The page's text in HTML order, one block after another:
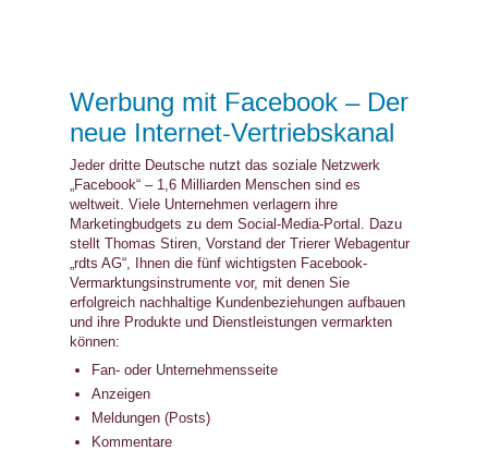
Werbung mit Facebook – Der
neue Internet-Vertriebskanal
Jeder dritte Deutsche nutzt das soziale Netzwerk
„Facebook“ – 1,6 Milliarden Menschen sind es
weltweit. Viele Unternehmen verlagern ihre
Marketingbudgets zu dem Social-Media-Portal. Dazu
stellt Thomas Stiren, Vorstand der Trierer Webagentur
„rdts AG“, Ihnen die fünf wichtigsten Facebook-
Vermarktungsinstrumente vor, mit denen Sie
erfolgreich nachhaltige Kundenbeziehungen aufbauen
und ihre Produkte und Dienstleistungen vermarkten
können:
Fan- oder Unternehmensseite
Anzeigen
Meldungen (Posts)
Kommentare